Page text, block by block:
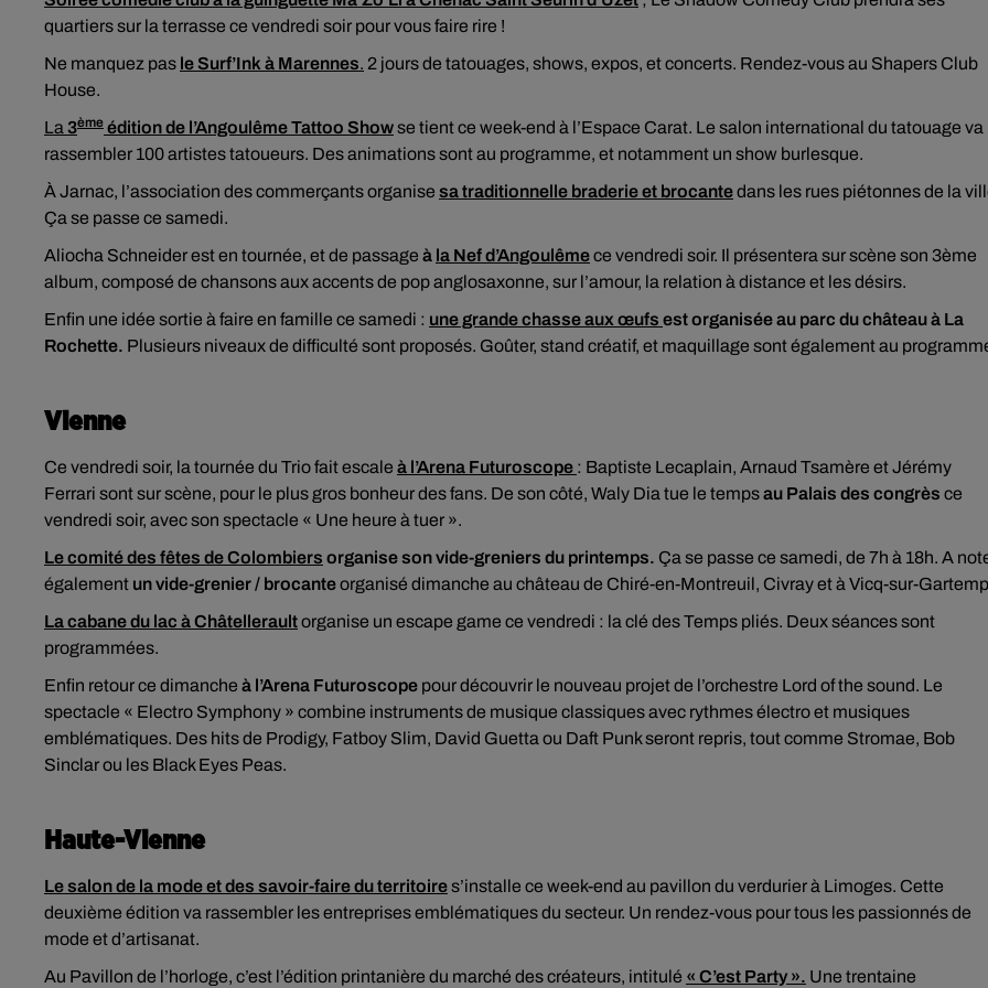
quartiers sur la terrasse ce vendredi soir pour vous faire rire !
Ne manquez pas le Surf’Ink à Marennes. 2 jours de tatouages, shows, expos, et concerts. Rendez-vous au Shapers Club
House.
La 3ème édition de l’Angoulême Tattoo Showse tient ce week-end à l’Espace Carat. Le salon international du tatouage va
rassembler 100 artistes tatoueurs. Des animations sont au programme, et notamment un show burlesque.
À Jarnac, l’association des commerçants organise sa traditionnelle braderie et brocantedans les rues piétonnes de la
Ça se passe ce samedi.
Aliocha Schneider est en tournée, et de passage à la Nef d’Angoulêmece vendredi soir. Il présentera sur scène son 3ème
album, composé de chansons aux accents de pop anglosaxonne, sur l’amour, la relation à distance et les désirs.
Enfin une idée sortie à faire en famille ce samedi : une grande chasse aux œufs est organisée au parc du château à La
Rochette. Plusieurs niveaux de difficulté sont proposés. Goûter, stand créatif, et maquillage sont également au
Vienne
Ce vendredi soir, la tournée du Trio fait escale à l’Arena Futuroscope : Baptiste Lecaplain, Arnaud Tsamère et Jérémy
Ferrari sont sur scène, pour le plus gros bonheur des fans. De son côté, Waly Dia tue le tempsau Palais des congrès ce
vendredi soir, avec son spectacle « Une heure à tuer ».
Le comité des fêtes de Colombiers organise son vide-greniers du printemps. Ça se passe ce samedi, de 7h à 18h. A
également un vide-grenier / brocanteorganisé dimanche au château de Chiré-en-Montreuil, Civray et à Vicq-sur-
La cabane du lac à Châtelleraultorganise un escape game ce vendredi : la clé des Temps pliés. Deux séances sont
programmées.
Enfin retour ce dimanche à l’Arena Futuroscope pour découvrir le nouveau projet de l’orchestre Lord of the sound. Le
spectacle « Electro Symphony » combine instruments de musique classiques avec rythmes électro et musiques
emblématiques. Des hits de Prodigy, Fatboy Slim, David Guetta ou Daft Punk seront repris, tout comme Stromae, Bob
Sinclar ou les Black Eyes Peas.
Haute-Vienne
Le salon de la mode et des savoir-faire du territoires’installe ce week-end au pavillon du verdurier à Limoges. Cette
deuxième édition va rassembler les entreprises emblématiques du secteur. Un rendez-vous pour tous les passionnés de
mode et d’artisanat.
Au Pavillon de l’horloge, c’est l’édition printanière du marché des créateurs, intitulé « C’est Party ». Une trentaine